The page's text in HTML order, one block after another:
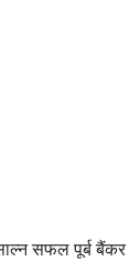
सफल पूर्ब बैंकर